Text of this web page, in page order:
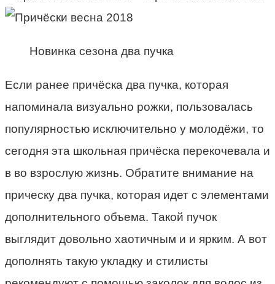
Новинка сезона два пучка
Если ранее причёска два пучка, которая
напоминала визуально рожки, пользовалась
популярностью исключительно у молодёжи, то
сегодня эта школьная причёска перекочевала и
в во взрослую жизнь. Обратите внимание на
прическу два пучка, которая идет с элементами
дополнительного объема. Такой пучок
выглядит довольно хаотичным и и ярким. А вот
дополнять такую укладку и стилисты